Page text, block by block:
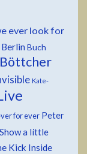
ever look for
Berlin Buch
Kate-
for ever Peter
Show a little
Kick Inside